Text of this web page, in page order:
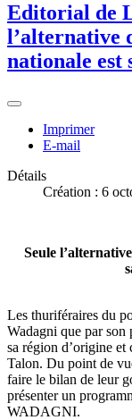
Editorial de
l’alternative
nationale est
Imprimer
E-mail
Détails
Création : 6
Seule
Les thuriféraires du
Wadagni que par son
sa région d’origine
Talon. Du point de
faire le bilan de leur
présenter un
WADAGNI.